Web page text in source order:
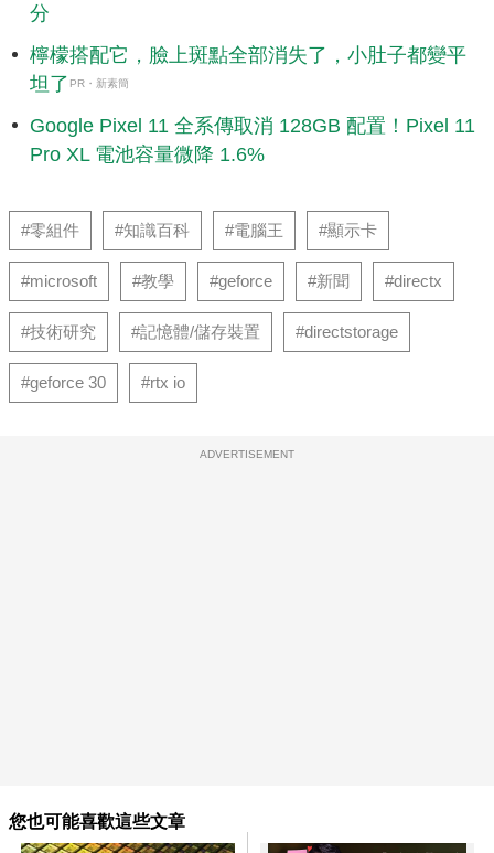
分
檸檬搭配它，臉上斑點全部消失了，小肚子都變平
坦了 PR・新素簡
Google Pixel 11 全系傳取消 128GB 配置！Pixel 11
Pro XL 電池容量微降 1.6%
#零組件 #知識百科 #電腦王 #顯示卡
#microsoft #教學 #geforce #新聞 #directx
#技術研究 #記憶體/儲存裝置 #directstorage
#geforce 30 #rtx io
ADVERTISEMENT
您也可能喜歡這些文章